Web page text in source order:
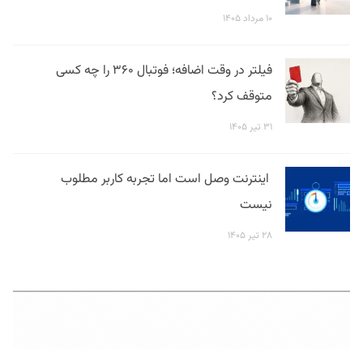
۱۰ مرداد ۱۴۰۵
فیلتر در وقت اضافه؛ فوتبال ۳۶۰ را چه کسی
متوقف کرد؟
۳۱ تیر ۱۴۰۵
اینترنت وصل است اما تجربه کاربر مطلوب
نیست
۲۸ تیر ۱۴۰۵